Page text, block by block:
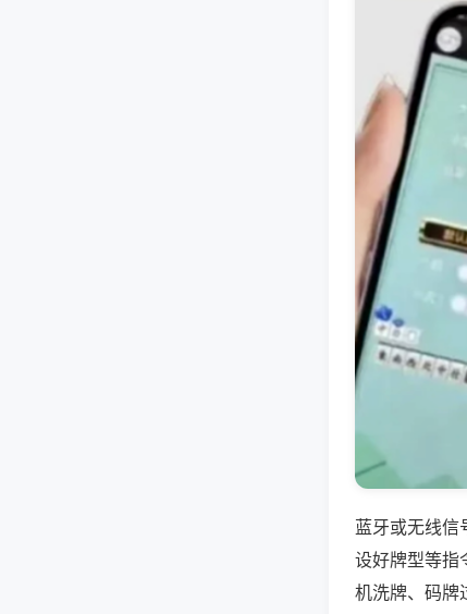
蓝牙或无线信
设好牌型等指
机洗牌、码牌